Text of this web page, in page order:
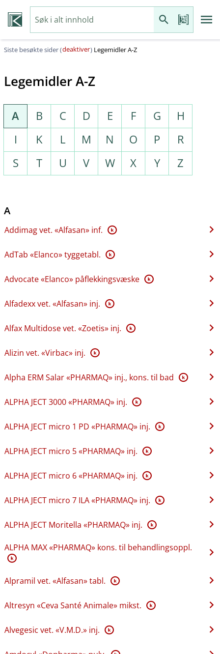
Siste besøkte sider (deaktiver) Legemidler A-Z
Legemidler A-Z
A B C D E F G
H
I
K L M N O P
R
S
T U V W X Y Z
A
Addimag vet. «Alfasan» inf. K
AdTab «Elanco» tyggetabl. K
Advocate «Elanco» påflekkingsvæske K
Alfadexx vet. «Alfasan» inj. K
Alfax Multidose vet. «Zoetis» inj. K
Alizin vet. «Virbac» inj. K
Alpha ERM Salar «PHARMAQ» inj., kons. til bad K
ALPHA JECT 3000 «PHARMAQ» inj. K
ALPHA JECT micro 1 PD «PHARMAQ» inj. K
ALPHA JECT micro 5 «PHARMAQ» inj. K
ALPHA JECT micro 6 «PHARMAQ» inj. K
ALPHA JECT micro 7 ILA «PHARMAQ» inj. K
ALPHA JECT Moritella «PHARMAQ» inj. K
ALPHA MAX «PHARMAQ» kons. til behandlingsoppl.
K
Alpramil vet. «Alfasan» tabl. K
Altresyn «Ceva Santé Animale» mikst. K
Alvegesic vet. «V.M.D.» inj. K